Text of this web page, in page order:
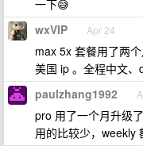
一下😅
wxVIP Apr 24
max 5x 套餐用了两
美国 ip 。全程中文、
paulzhang1992
pro 用了一个月升级
用的比较少，weekly